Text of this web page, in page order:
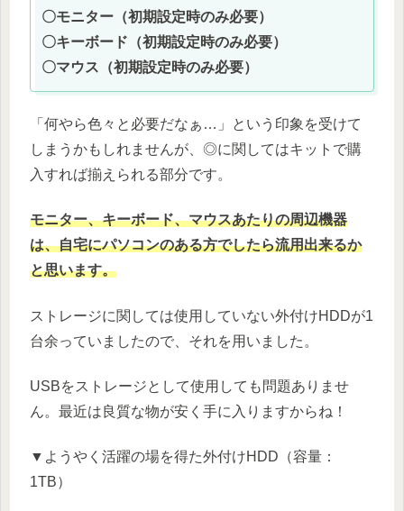
〇モニター（初期設定時のみ必要）
〇キーボード（初期設定時のみ必要）
〇マウス（初期設定時のみ必要）
「何やら色々と必要だなぁ…」という印象を受けて
しまうかもしれませんが、◎に関してはキットで購
入すれば揃えられる部分です。
モニター、キーボード、マウスあたりの周辺機器
は、自宅にパソコンのある方でしたら流用出来るか
と思います。
ストレージに関しては使用していない外付けHDDが1
台余っていましたので、それを用いました。
USBをストレージとして使用しても問題ありませ
ん。最近は良質な物が安く手に入りますからね！
▼ようやく活躍の場を得た外付けHDD（容量：
1TB）